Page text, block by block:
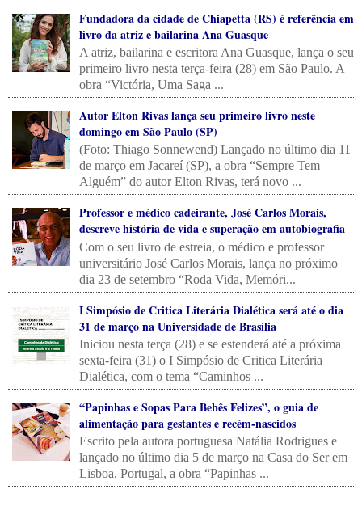
Fundadora da cidade de Chiapetta (RS) é referência em
livro da atriz e bailarina Ana Guasque
A atriz, bailarina e escritora Ana Guasque, lança o seu
primeiro livro nesta terça-feira (28) em São Paulo. A
obra “Victória, Uma Saga ...
Autor Elton Rivas lança seu primeiro livro neste
domingo em São Paulo (SP)
(Foto: Thiago Sonnewend) Lançado no último dia 11
de março em Jacareí (SP), a obra “Sempre Tem
Alguém” do autor Elton Rivas, terá novo ...
Professor e médico cadeirante, José Carlos Morais,
descreve história de vida e superação em autobiografia
Com o seu livro de estreia, o médico e professor
universitário José Carlos Morais, lança no próximo
dia 23 de setembro “Roda Vida, Memóri...
I Simpósio de Critica Literária Dialética será até o dia
31 de março na Universidade de Brasília
Iniciou nesta terça (28) e se estenderá até a próxima
sexta-feira (31) o I Simpósio de Critica Literária
Dialética, com o tema “Caminhos ...
“Papinhas e Sopas Para Bebês Felizes”, o guia de
alimentação para gestantes e recém-nascidos
Escrito pela autora portuguesa Natália Rodrigues e
lançado no último dia 5 de março na Casa do Ser em
Lisboa, Portugal, a obra “Papinhas ...